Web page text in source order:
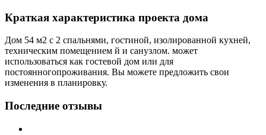
Краткая характеристика проекта дома
Дом 54 м2 с 2 спальнями, гостиной, изолированной кухней,
техническим помещением й и санузлом. может
использоваться как гостевой дом или для
постоянногопроживания. Вы можете предложить свои
изменения в планировку.
Последние отзывы